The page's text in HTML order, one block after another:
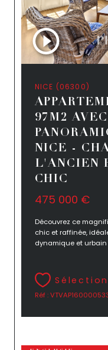
NICE (06300)
97M2
NICE -
L'ANCIEN
CHIC
475 000 €
Découvrez ce
chic et raffinée,
dynamique et urbain
Réf :